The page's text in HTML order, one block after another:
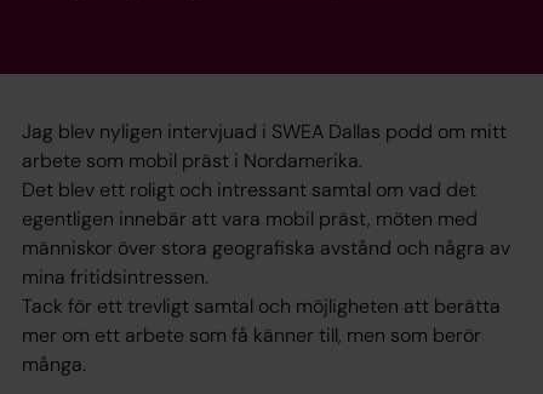
Jag blev nyligen intervjuad i SWEA Dallas podd om mitt
arbete som mobil präst i Nordamerika.
Det blev ett roligt och intressant samtal om vad det
egentligen innebär att vara mobil präst, möten med
människor över stora geografiska avstånd och några av
mina fritidsintressen.
Tack för ett trevligt samtal och möjligheten att berätta
mer om ett arbete som få känner till, men som berör
många.